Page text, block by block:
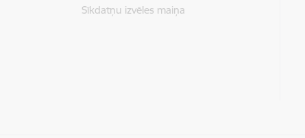
Sīkdatņu izvēles maiņa